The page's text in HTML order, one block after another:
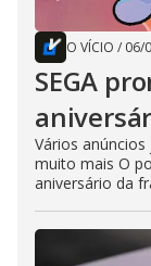
O VÍCIO / 06/
SEGA
Vários
muito mais O
aniversário da